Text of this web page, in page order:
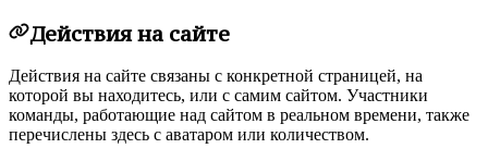
Действия на сайте
Действия на сайте связаны с конкретной страницей, на
которой вы находитесь, или с самим сайтом. Участники
команды, работающие над сайтом в реальном времени, также
перечислены здесь с аватаром или количеством.